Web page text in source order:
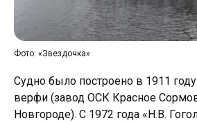
Фото: «Звездочка»
Судно было построено в 1911
верфи (завод ОСК Красное
Новгороде). С 1972 года «Н.В.